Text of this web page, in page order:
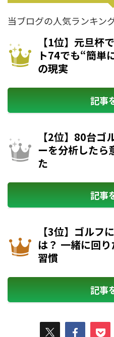
当ブログの人気ランキング
【1位】元旦
ト74でも“簡単
の現実
記事
【2位】80台ゴ
ーを分析したら
た
記事
【3位】ゴルフ
は？ 一緒に回
習慣
記事